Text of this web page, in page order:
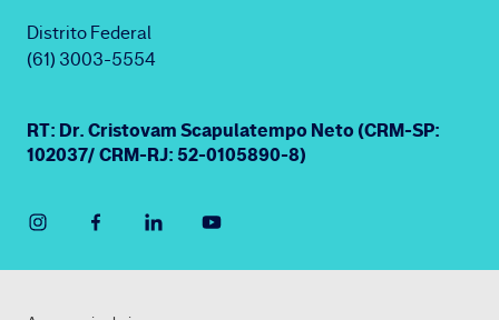
Distrito Federal
(61) 3003-5554
RT: Dr. Cristovam Scapulatempo Neto (CRM-SP:
102037/ CRM-RJ: 52-0105890-8)